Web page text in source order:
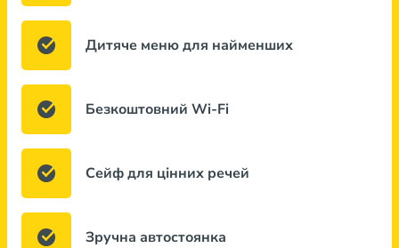
Дитяче меню для найменших
Безкоштовний Wi-Fi
Сейф для цінних речей
Зручна автостоянка